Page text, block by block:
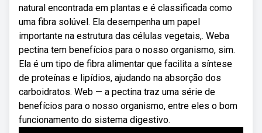
natural encontrada em plantas e é classificada como
uma fibra solúvel. Ela desempenha um papel
importante na estrutura das células vegetais,. Weba
pectina tem benefícios para o nosso organismo, sim.
Ela é um tipo de fibra alimentar que facilita a síntese
de proteínas e lipídios, ajudando na absorção dos
carboidratos. Web — a pectina traz uma série de
benefícios para o nosso organismo, entre eles o bom
funcionamento do sistema digestivo.